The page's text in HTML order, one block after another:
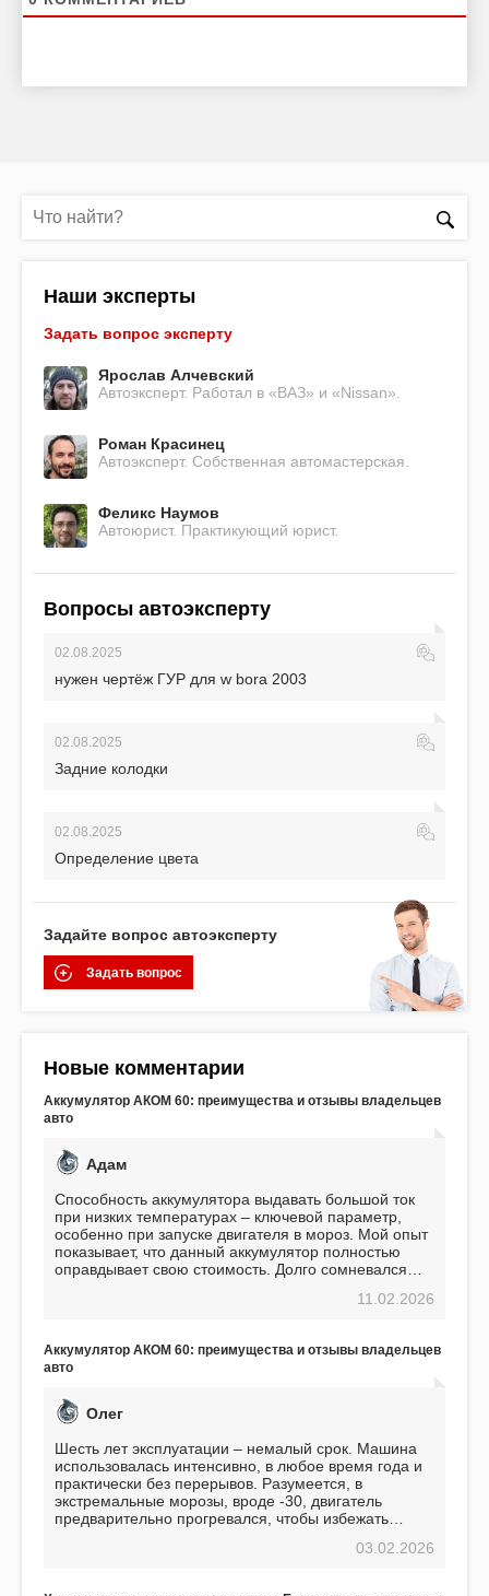
Наши эксперты
Задать вопрос эксперту
Ярослав Алчевский
Автоэксперт. Работал в «ВАЗ» и «Nissan».
Роман Красинец
Автоэксперт. Собственная автомастерская.
Феликс Наумов
Автоюрист. Практикующий юрист.
Вопросы автоэксперту
02.08.2025
нужен чертёж ГУР для w bora 2003
02.08.2025
Задние колодки
02.08.2025
Определение цвета
Задайте вопрос автоэксперту
Задать вопрос
Новые комментарии
Аккумулятор АКОМ 60: преимущества и отзывы владельцев
авто
Адам
Способность аккумулятора выдавать большой ток
при низких температурах – ключевой параметр,
особенно при запуске двигателя в мороз. Мой опыт
показывает, что данный аккумулятор полностью
оправдывает свою стоимость. Долго сомневался
пожалел. Считаю, что это отличное вложение,11.02.2026
Аккумулятор АКОМ 60: преимущества и отзывы владельцев
авто
Олег
Шесть лет эксплуатации – немалый срок. Машина
использовалась интенсивно, в любое время года и
практически без перерывов. Разумеется, в
экстремальные морозы, вроде -30, двигатель
предварительно прогревался, чтобы избежать
использования не было ни единой поломки,03.02.2026